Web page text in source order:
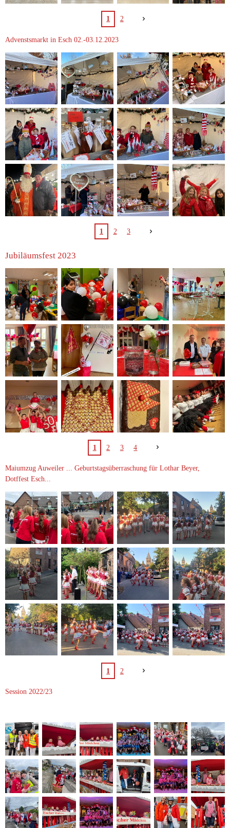
1 2
Advenstsmarkt in Esch 02.-03.12.2023
1 2 3
Jubiläumsfest 2023
1 2 3 4
Maiumzug Auweiler ... Geburtstagsüberraschung für Lothar Beyer,
Dotffest Esch...
1 2
Session 2022/23